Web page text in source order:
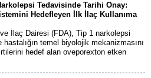
Tedavisinde Tarihi Onay:
Hedefleyen İlk İlaç Kullanıma
İlaç Dairesi (FDA), Tip 1 narkolepsi
hastalığın temel biyolojik mekanizmasını
hedef alan oveporexton etken